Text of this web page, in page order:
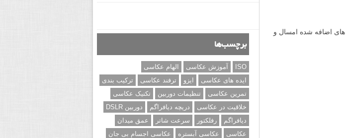
برچسب‌ها
ISO آموزش عکاسی
الهام عکاسی
ایده های عکاسی
ایزو ترفند عکاسی
ترکیب بندی
تمرین عکاسی
تنظیمات دوربین
تکنیک عکاسی
خلاقیت در عکاسی
دریچه دیافراگم
دوربین DSLR
دیافراگم
رفلکتور سرعت شاتر
عمق میدان
عکاسی
عکاسی آبستره
عکاسی اجسام بی جان